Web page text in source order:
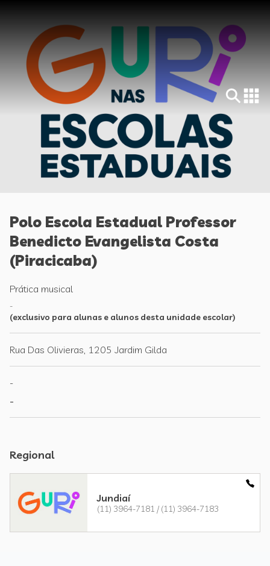
Polo Escola Estadual Professor
Benedicto Evangelista Costa
(Piracicaba)
Prática musical
-
(exclusivo para alunas e alunos desta unidade escolar)
Rua Das Olivieras, 1205 Jardim Gilda
-
-
Regional
Jundiaí
(11) 3964-7181 / (11) 3964-7183